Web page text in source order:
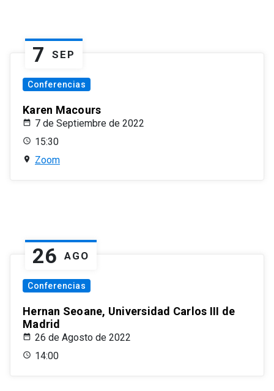
7 SEP
Conferencias
Karen Macours
7 de Septiembre de 2022
15:30
Zoom
26 AGO
Conferencias
Hernan Seoane, Universidad Carlos III de
Madrid
26 de Agosto de 2022
14:00